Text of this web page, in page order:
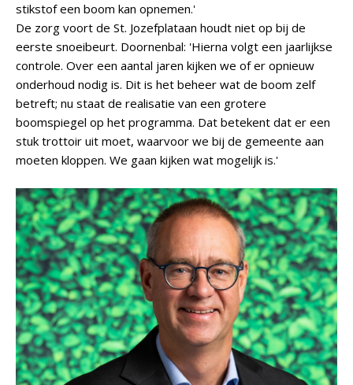
stikstof een boom kan opnemen.'
De zorg voort de St. Jozefplataan houdt niet op bij de
eerste snoeibeurt. Doornenbal: 'Hierna volgt een jaarlijkse
controle. Over een aantal jaren kijken we of er opnieuw
onderhoud nodig is. Dit is het beheer wat de boom zelf
betreft; nu staat de realisatie van een grotere
boomspiegel op het programma. Dat betekent dat er een
stuk trottoir uit moet, waarvoor we bij de gemeente aan
moeten kloppen. We gaan kijken wat mogelijk is.'